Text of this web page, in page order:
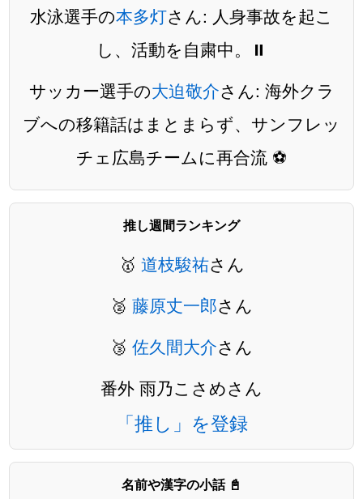
水泳選手の本多灯さん: 人身事故を起こ
し、活動を自粛中。⏸️
サッカー選手の大迫敬介さん: 海外クラ
ブへの移籍話はまとまらず、サンフレッ
チェ広島チームに再合流 ⚽️
推し週間ランキング
🥇 道枝駿祐さん
🥈 藤原丈一郎さん
🥉 佐久間大介さん
番外 雨乃こさめさん
「推し」を登録
名前や漢字の小話 📓